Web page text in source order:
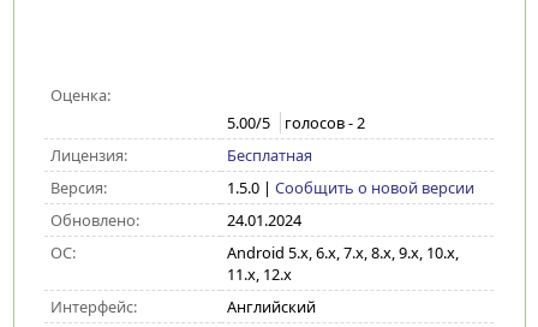
Оценка:
5.00/5 голосов -2
Лицензия:
Бесплатная
Версия:
1.5.0| Сообщить о новой версии
Обновлено:
24.01.2024
ОС:
Android 5.x, 6.x, 7.x, 8.x, 9.x, 10.x,
11.x, 12.x
Интерфейс:
Английский